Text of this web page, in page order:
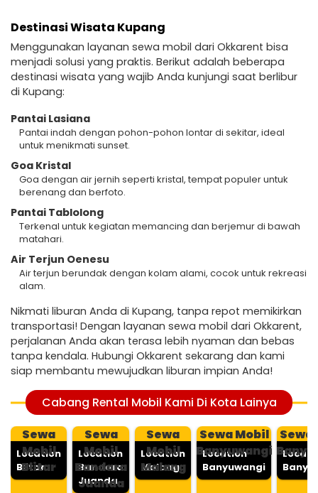
Destinasi Wisata Kupang
Menggunakan layanan sewa mobil dari Okkarent bisa
menjadi solusi yang praktis. Berikut adalah beberapa
destinasi wisata yang wajib Anda kunjungi saat berlibur
di Kupang:
Pantai Lasiana
Pantai indah dengan pohon-pohon lontar di sekitar, ideal
untuk menikmati sunset.
Goa Kristal
Goa dengan air jernih seperti kristal, tempat populer untuk
berenang dan berfoto.
Pantai Tablolong
Terkenal untuk kegiatan memancing dan berjemur di bawah
matahari.
Air Terjun Oenesu
Air terjun berundak dengan kolam alami, cocok untuk rekreasi
alam.
Nikmati liburan Anda di Kupang, tanpa repot memikirkan
transportasi! Dengan layanan sewa mobil dari Okkarent,
perjalanan Anda akan terasa lebih nyaman dan bebas
tanpa kendala. Hubungi Okkarent sekarang dan kami
siap membantu mewujudkan liburan impian Anda!
Cabang Rental Mobil Kami Di Kota Lainya
Sewa
Mobil
Blitar
Location
Blitar
Sewa
Mobil
Bandara
Juanda
Location
Bandara
Juanda
Sewa
Mobil
Malang
Location
Malang
Sewa Mobil
Banyuwangi
Location
Banyuwangi
Sewa